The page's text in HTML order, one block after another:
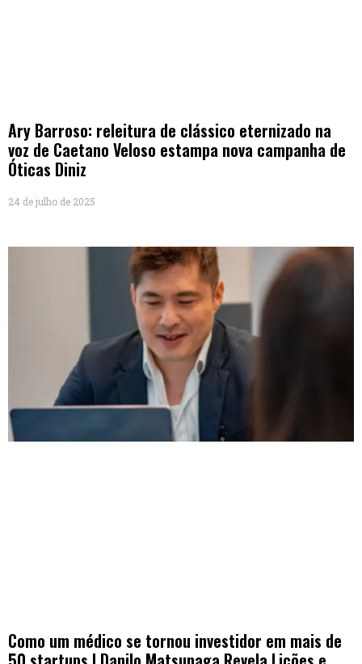
Ary Barroso: releitura de clássico eternizado na
voz de Caetano Veloso estampa nova campanha de
Óticas Diniz
24 de julho de 2025
Como um médico se tornou investidor em mais de